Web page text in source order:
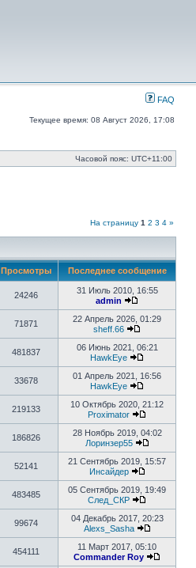
FAQ
Текущее время: 08 Август 2026, 17:08
Часовой пояс: UTC+11:00
На страницу 1 2 3 4 »
Просмотры Последнее сообщение
24246
31 Июль 2010, 16:55
admin
Перейти
к
последнему
сообщению
71871
22 Апрель 2026, 01:29
sheff.66
Перейти
к
последнему
сообщению
481837
06 Июнь 2021, 06:21
HawkEye
Перейти
к
сообщению
33678
01 Апрель 2021, 16:56
HawkEye
Перейти
к
последнему
сообщению
219133
10 Октябрь 2020, 21:12
Proximator
Перейти
к
последнему
сообщению
186826
28 Ноябрь 2019, 04:02
Лоринзер55
Перейти
к
сообщению
52141
21 Сентябрь 2019, 15:57
Инсайдер
Перейти
к
последнему
сообщению
483485
05 Сентябрь 2019, 19:49
След_СКР
Перейти
к
последнему
сообщению
99674
04 Декабрь 2017, 20:23
Alexs_Sasha
Перейти
к
454111
11 Март 2017, 05:10
Commander Roy
Перейти